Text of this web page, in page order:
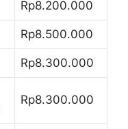
Rp8.200.000
Rp8.500.000
Rp8.300.000
Rp8.300.000